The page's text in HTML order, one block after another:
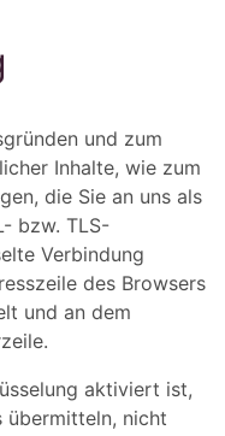
und zum
Inhalte, wie zum
die Sie an uns als
bzw. TLS-
Verbindung
des Browsers
und an dem
aktiviert ist,
übermitteln, nicht